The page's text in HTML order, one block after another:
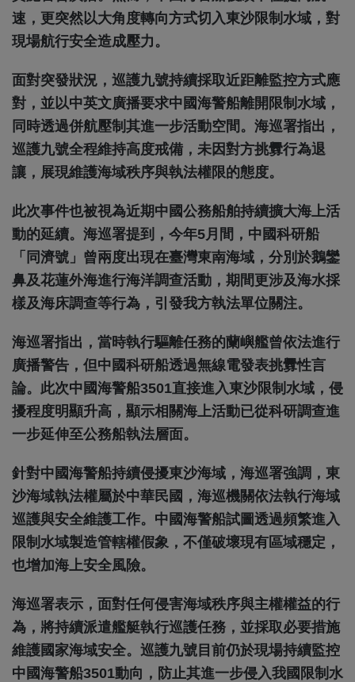
速，更突然以大角度轉向方式切入東沙限制水域，對
現場航行安全造成壓力。
面對突發狀況，巡護九號持續採取近距離監控方式應
對，並以中英文廣播要求中國海警船離開限制水域，
同時透過併航壓制其進一步活動空間。海巡署指出，
巡護九號全程維持高度戒備，未因對方挑釁行為退
讓，展現維護海域秩序與執法權限的態度。
此次事件也被視為近期中國公務船舶持續擴大海上活
動的延續。海巡署提到，今年5月間，中國科研船
「同濟號」曾兩度出現在臺灣東南海域，分別於鵝鑾
鼻及花蓮外海進行海洋調查活動，期間更涉及海水採
樣及海床調查等行為，引發我方執法單位關注。
海巡署指出，當時執行驅離任務的蘭嶼艦曾依法進行
廣播警告，但中國科研船透過無線電發表挑釁性言
論。此次中國海警船3501直接進入東沙限制水域，侵
擾程度明顯升高，顯示相關海上活動已從科研調查進
一步延伸至公務船執法層面。
針對中國海警船持續侵擾東沙海域，海巡署強調，東
沙海域執法權屬於中華民國，海巡機關依法執行海域
巡護與安全維護工作。中國海警船試圖透過頻繁進入
限制水域製造管轄權假象，不僅破壞現有區域穩定，
也增加海上安全風險。
海巡署表示，面對任何侵害海域秩序與主權權益的行
為，將持續派遣艦艇執行巡護任務，並採取必要措施
維護國家海域安全。巡護九號目前仍於現場持續監控
中國海警船3501動向，防止其進一步侵入我國限制水